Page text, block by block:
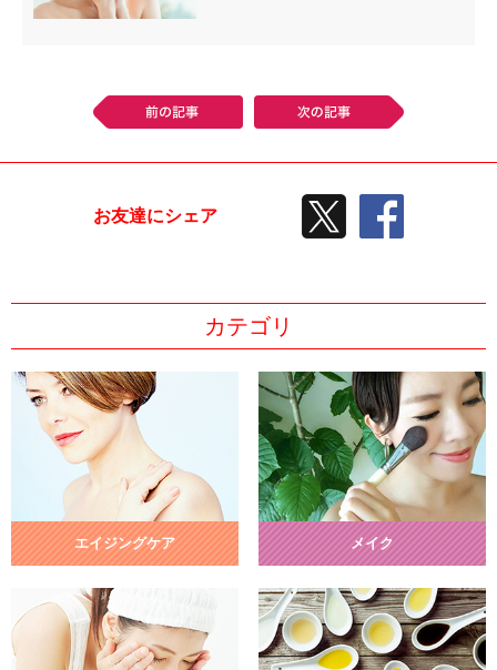
前の記事
お友達にシェア
TWEETする
カテゴリ
エイジングケア メイク